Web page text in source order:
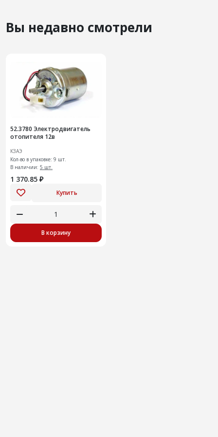
Вы недавно смотрели
52.3780 Электродвигатель
отопителя 12в
КЗАЭ
Кол-во в упаковке: 9 шт.
В наличии: 5 шт.
1 370.85 ₽
Купить
В корзину